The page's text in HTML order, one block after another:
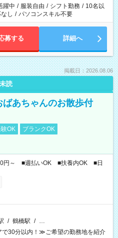
躍中 / 服装自由 / シフト勤務 / 10名以
し / パソコンスキル不要
募する 詳細へ
掲載日：2026.08.06
未読
ばあちゃんのお散歩付
OK
ブランクOK
円～ ■週払いOK ■扶養内OK ■日
/ 鶴橋駅 / …
30分以内！≫ご希望の勤務地を紹介